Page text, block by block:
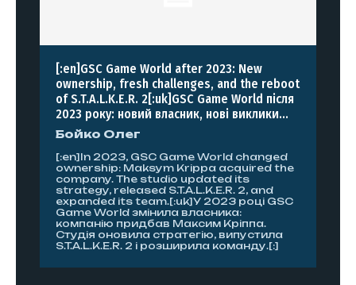
[:en]GSC Game World after 2023: New
ownership, fresh challenges, and the reboot
of S.T.A.L.K.E.R. 2[:uk]GSC Game World після
2023 року: новий власник, нові виклики...
Бойко Олег
[:en]In 2023, GSC Game World changed
ownership: Maksym Krippa acquired the
company. The studio updated its
strategy, released S.T.A.L.K.E.R. 2, and
expanded its team.[:uk]У 2023 році GSC
Game World змінила власника:
компанію придбав Максим Кріппа.
Студія оновила стратегію, випустила
S.T.A.L.K.E.R. 2 і розширила команду.[:]